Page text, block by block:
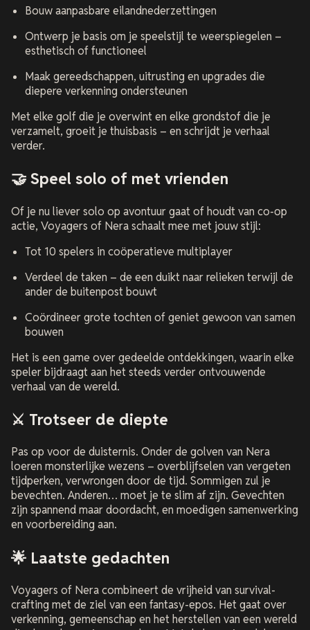
Bouw aanpasbare eilandnederzettingen
Ontwerp je basis om je speelstijl te weerspiegelen –
esthetisch of functioneel
Maak gereedschappen, uitrusting en upgrades die
diepere verkenning ondersteunen
Met elke golf die je overwint en elke grondstof die je
verzamelt, groeit je thuisbasis – en schrijdt je verhaal
verder.
🤝 Speel solo of met vrienden
Of je nu liever solo op avontuur gaat of houdt van co-op
actie, Voyagers of Neraschaalt mee met jouw stijl:
Tot 10 spelers in coöperatieve multiplayer
Verdeel de taken – de een duikt naar relieken terwijl de
ander de buitenpost bouwt
Coördineer grote tochten of geniet gewoon van samen
bouwen
Het is een game over gedeelde ontdekkingen, waarin elke
speler bijdraagt aan het steeds verder ontvouwende
verhaal van de wereld.
⚔️ Trotseer de diepte
Pas op voor de duisternis. Onder de golven van Nera
loeren monsterlijke wezens – overblijfselen van vergeten
tijdperken, verwrongen door de tijd. Sommigen zul je
bevechten. Anderen… moet je te slim af zijn. Gevechten
zijn spannend maar doordacht, en moedigen samenwerking
en voorbereiding aan.
🌟 Laatste gedachten
Voyagers of Neracombineert de vrijheid van survival-
crafting met de ziel van een fantasy-epos. Het gaat over
verkenning, gemeenschap en het herstellen van een wereld